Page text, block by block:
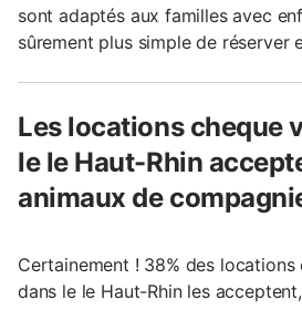
sont adaptés aux familles avec
sûrement plus simple de réserver
Les locations cheque
le le Haut-Rhin
animaux de
Certainement ! 38% des locations
dans le le Haut-Rhin les